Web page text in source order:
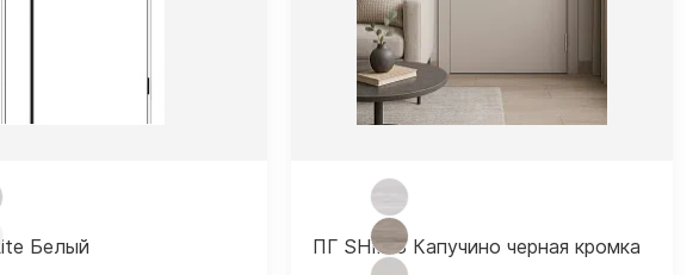
Белый ПГ SHIK 8 Капучино черная кромка